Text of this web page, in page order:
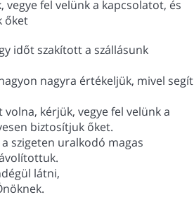
vegye fel velünk a kapcsolatot, és
őket
időt szakított a szállásunk
nagyra értékeljük, mivel segít
kérjük, vegye fel velünk a
biztosítjuk őket.
szigeten uralkodó magas
látni,